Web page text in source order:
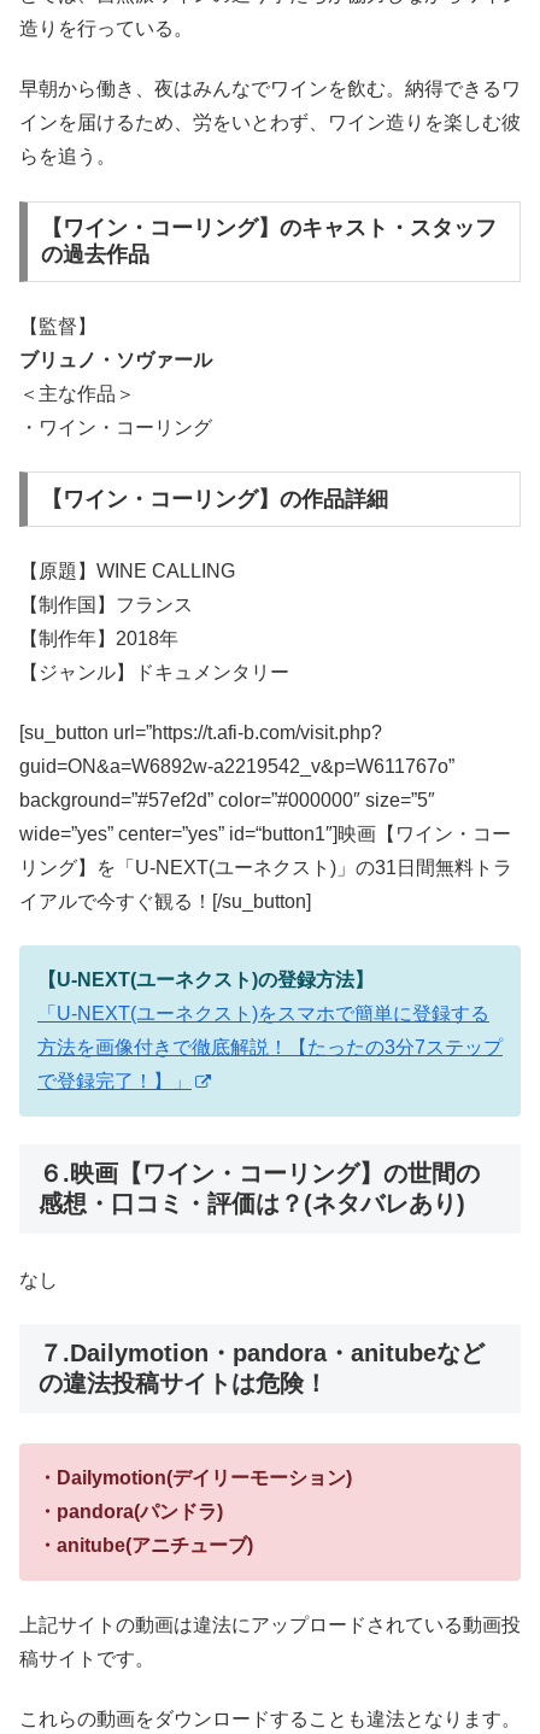
造りを行っている。
早朝から働き、夜はみんなでワインを飲む。納得できるワ
インを届けるため、労をいとわず、ワイン造りを楽しむ彼
らを追う。
【ワイン・コーリング】のキャスト・スタッフ
の過去作品
【監督】
ブリュノ・ソヴァール
＜主な作品＞
・ワイン・コーリング
【ワイン・コーリング】の作品詳細
【原題】WINE CALLING
【制作国】フランス
【制作年】2018年
【ジャンル】ドキュメンタリー
[su_button url=”https://t.afi-b.com/visit.php?
guid=ON&a=W6892w-a2219542_v&p=W611767o”
background=”#57ef2d” color=”#000000″ size=”5″
wide=”yes” center=”yes” id=“button1″]映画【ワイン・コー
リング】を「U-NEXT(ユーネクスト)」の31日間無料トラ
イアルで今すぐ観る！[/su_button]
【U-NEXT(ユーネクスト)の登録方法】
「U-NEXT(ユーネクスト)をスマホで簡単に登録する
方法を画像付きで徹底解説！【たったの3分7ステップ
で登録完了！】」
６.映画【ワイン・コーリング】の世間の
感想・口コミ・評価は？(ネタバレあり)
なし
７.Dailymotion・pandora・anitubeなど
の違法投稿サイトは危険！
・Dailymotion(デイリーモーション)
・pandora(パンドラ)
・anitube(アニチューブ)
上記サイトの動画は違法にアップロードされている動画投
稿サイトです。
これらの動画をダウンロードすることも違法となります。